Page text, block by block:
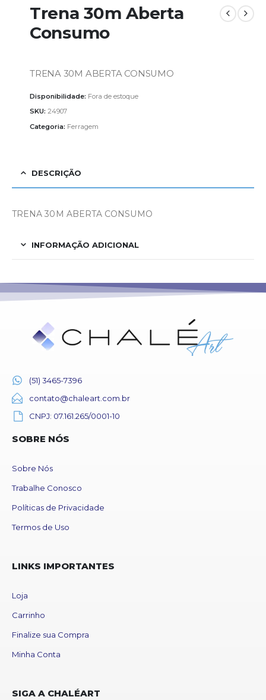
Trena 30m Aberta
Consumo
TRENA 30M ABERTA CONSUMO
Disponibilidade: Fora de estoque
SKU: 24907
Categoria: Ferragem
DESCRIÇÃO
TRENA 30M ABERTA CONSUMO
INFORMAÇÃO ADICIONAL
(51) 3465-7396
contato@chaleart.com.br
CNPJ: 07.161.265/0001-10
SOBRE NÓS
Sobre Nós
Trabalhe Conosco
Políticas de Privacidade
Termos de Uso
LINKS IMPORTANTES
Loja
Carrinho
Finalize sua Compra
Minha Conta
SIGA A CHALÉART